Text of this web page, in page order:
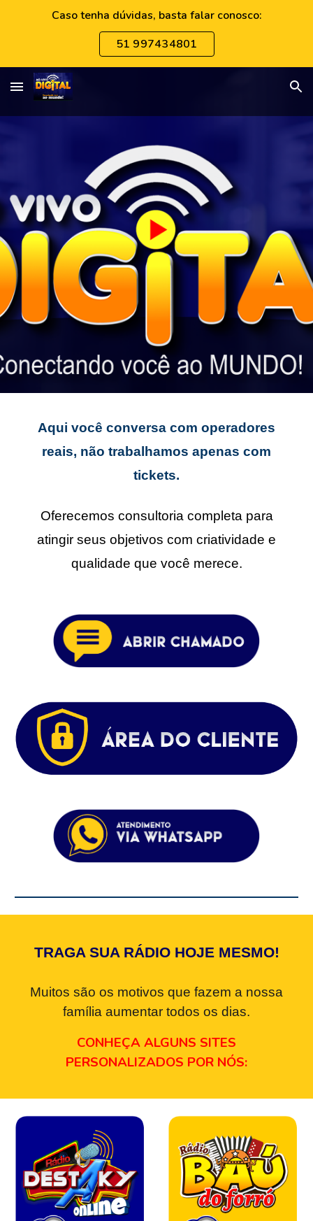
Caso tenha dúvidas, basta falar conosco:
51 997434801
Aqui você conversa com operadores
reais, não trabalhamos apenas com
tickets.
Oferecemos consultoria completa para
atingir seus objetivos com criatividade e
qualidade que você merece.
TRAGA SUA RÁDIO HOJE MESMO!
Muitos são os motivos que fazem a nossa
família aumentar todos os dias.
CONHEÇA ALGUNS SITES
PERSONALIZADOS POR NÓS: